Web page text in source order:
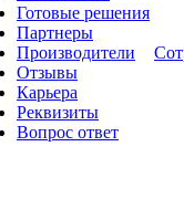
Готовые решения
Партнеры
Производители
Отзывы
Карьера
Реквизиты
Вопрос ответ